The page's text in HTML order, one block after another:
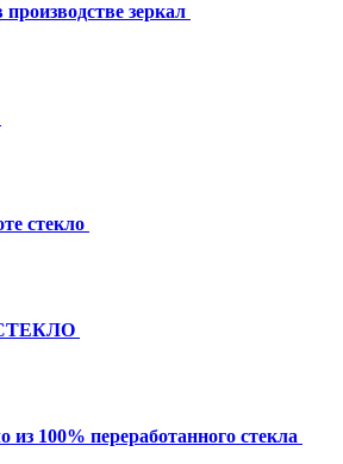
зеркал
стекло
из 100% переработанного стекла